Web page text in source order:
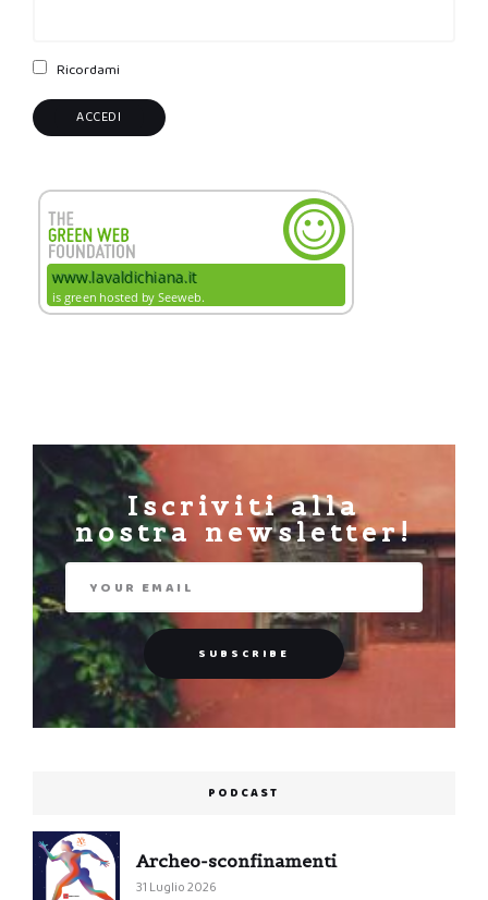
Ricordami
Iscriviti alla
nostra newsletter!
PODCAST
Archeo-sconfinamenti
31 Luglio 2026